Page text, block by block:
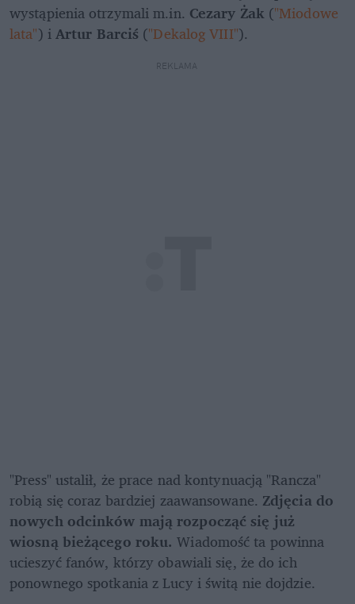
wystąpienia otrzymali m.in. Cezary Żak ("Miodowe
lata") i Artur Barciś ("Dekalog VIII").
REKLAMA
"Press" ustalił, że prace nad kontynuacją "Rancza"
robią się coraz bardziej zaawansowane. Zdjęcia do
nowych odcinków mają rozpocząć się już
wiosną bieżącego roku. Wiadomość ta powinna
ucieszyć fanów, którzy obawiali się, że do ich
ponownego spotkania z Lucy i świtą nie dojdzie.